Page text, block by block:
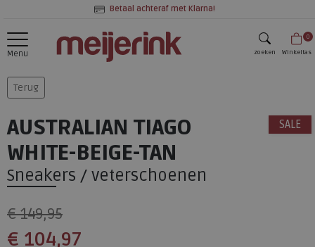
Betaal achteraf met Klarna!
Menu zoeken
0
Winkeltas
Terug
SALE
AUSTRALIAN TIAGO
WHITE-BEIGE-TAN
Sneakers / veterschoenen
€ 149,95
€ 104,97